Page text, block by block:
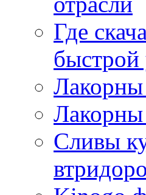
Где
быстрой
Сливы